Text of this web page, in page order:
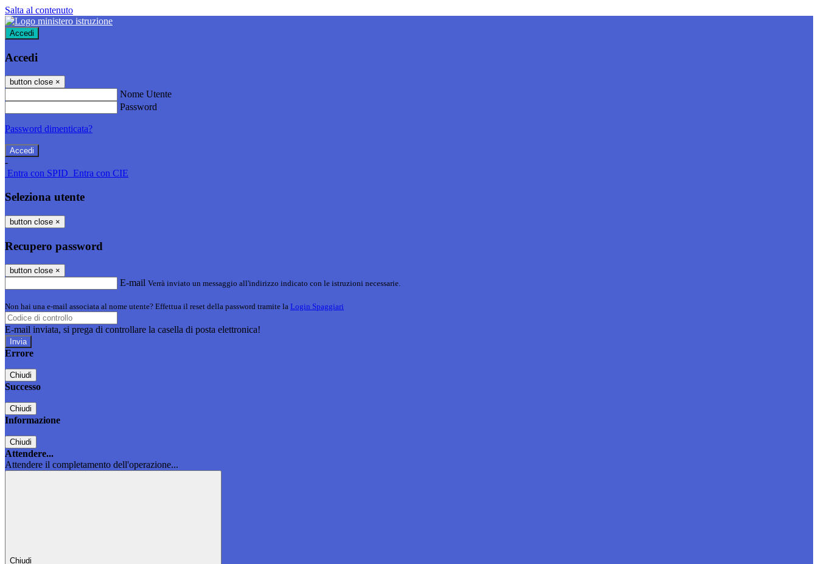
Salta al contenuto
Accedi
Accedi
button close ×
Nome Utente
Password
Password dimenticata?
-
Entra con SPID Entra con CIE
Seleziona utente
button close ×
Recupero password
button close ×
E-mail Verrà inviato un messaggio all'indirizzo indicato con le istruzioni necessarie.
Non hai una e-mail associata al nome utente? Effettua il reset della password tramite la Login Spaggiari
E-mail inviata, si prega di controllare la casella di posta elettronica!
Errore
Chiudi
Successo
Chiudi
Informazione
Chiudi
Attendere...
Attendere il completamento dell'operazione...
Chiudi